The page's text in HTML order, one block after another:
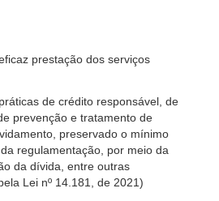
prestação dos serviços
de crédito responsável, de
prevenção e tratamento de
preservado o mínimo
regulamentação, por meio da
da dívida, entre outras
Lei nº 14.181, de 2021)